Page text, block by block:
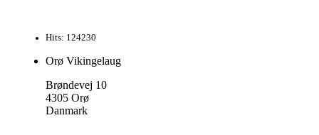
Hits: 124230
Orø Vikingelaug
Brøndevej 10
4305 Orø
Danmark